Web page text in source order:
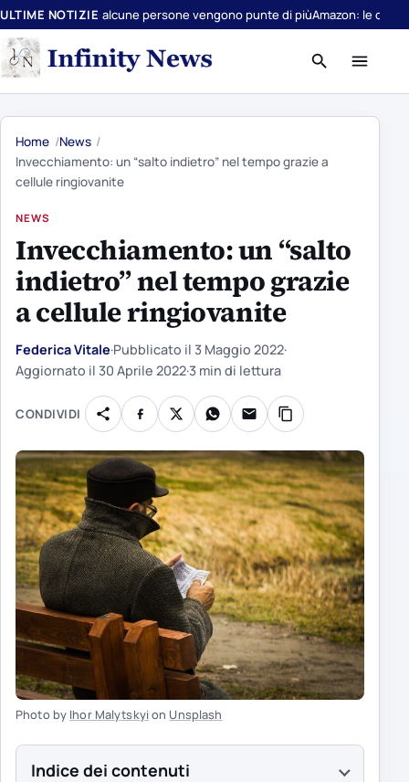
ULTIME NOTIZIE
alcune persone vengono punte di più Amazon: le offerte a cui è
Apri
Apri
Home News
Invecchiamento: un “salto indietro” nel tempo grazie a
cellule ringiovanite
NEWS
Invecchiamento: un “salto
indietro” nel tempo grazie
a cellule ringiovanite
Federica Vitale·Pubblicato il 3 Maggio 2022·
Aggiornato il 30 Aprile 2022·3 min di lettura
CONDIVIDI
Photo by Ihor Malytskyion Unsplash
Indice dei contenuti